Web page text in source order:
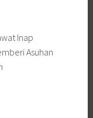
Inap
Asuhan